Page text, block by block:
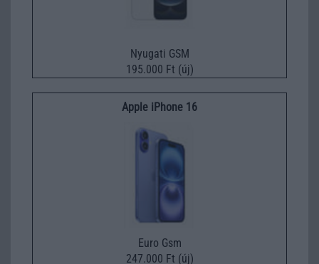
Nyugati GSM
195.000 Ft (új)
Apple iPhone 16
Euro Gsm
247.000 Ft (új)